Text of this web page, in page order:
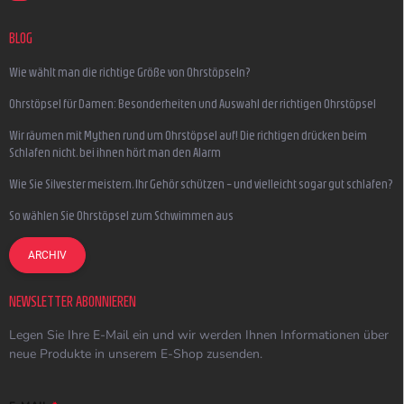
BLOG
Wie wählt man die richtige Größe von Ohrstöpseln?
Ohrstöpsel für Damen: Besonderheiten und Auswahl der richtigen Ohrstöpsel
Wir räumen mit Mythen rund um Ohrstöpsel auf! Die richtigen drücken beim
Schlafen nicht, bei ihnen hört man den Alarm
Wie Sie Silvester meistern, Ihr Gehör schützen – und vielleicht sogar gut schlafen?
So wählen Sie Ohrstöpsel zum Schwimmen aus
ARCHIV
NEWSLETTER ABONNIEREN
Legen Sie Ihre E-Mail ein und wir werden Ihnen Informationen über
neue Produkte in unserem E-Shop zusenden.